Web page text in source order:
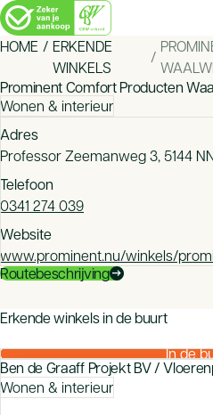
HOME
ERKENDE
WINKELS
Prominent Comfort Producten
Wonen & interieur
Adres
Professor Zeemanweg 3, 5144
Telefoon
0341 274 039
Website
www.prominent.nu/winkels/
Routebeschrijvingarrow_right_alt
mood
Erkende winkels in de buurt
In de
Ben de Graaff Projekt BV /
Wonen & interieur